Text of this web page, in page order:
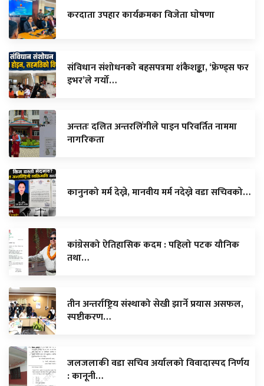
करदाता उपहार कार्यक्रमका विजेता घाेषणा
संविधान संशोधनको बहसपत्रमा शंकैशङ्का, ‘फ्रेण्ड्स फर
इभर’ले गर्यो…
अन्ततः दलित अन्तरलिंगीले पाइन परिवर्तित नाममा
नागरिकता
कानुनको मर्म देख्ने, मानवीय मर्म नदेख्ने वडा सचिवको…
कांग्रेसको ऐतिहासिक कदम : पहिलो पटक यौनिक
तथा…
तीन अन्तर्राष्ट्रिय संस्थाको सेखी झार्ने प्रयास असफल,
स्पष्टीकरण…
जलजलाकी वडा सचिव अर्यालको विवादास्पद निर्णय
: कानूनी…